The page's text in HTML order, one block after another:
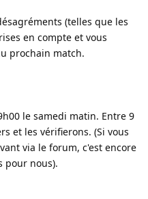
(telles que les
en compte et vous
prochain match.
le samedi matin. Entre 9
et les vérifierons. (Si vous
via le forum, c'est encore
pour nous).